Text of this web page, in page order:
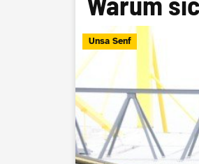
Unsa Senf